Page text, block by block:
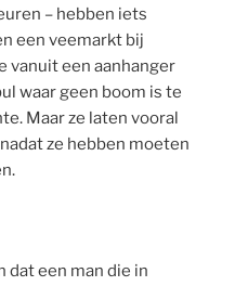
– hebben iets
een veemarkt bij
vanuit een aanhanger
waar geen boom is te
Maar ze laten vooral
ze hebben moeten
dat een man die in